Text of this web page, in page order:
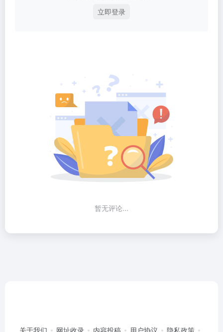
立即登录
暂无评论...
关于我们 网址收录 内容投稿 用户协议 隐私政策